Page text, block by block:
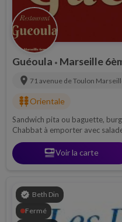
Guéoula • Marseille
location_on 71 avenue de Toulon
kebab_diningOrientale
Sandwich pita ou baguette,
Chabbat à emporter avec
set_mealVoir la carte
verified Beth Din
Fermé